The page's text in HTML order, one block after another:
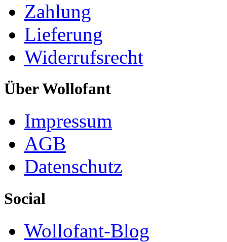
Zahlung
Lieferung
Widerrufsrecht
Über Wollofant
Impressum
AGB
Datenschutz
Social
Wollofant-Blog